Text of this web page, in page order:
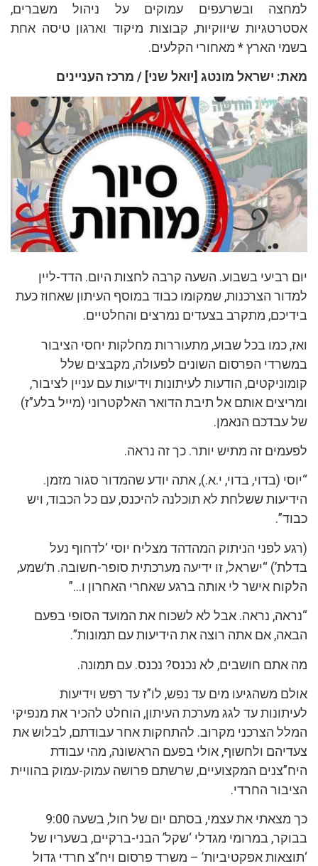
למחצה ובשרעפים עמוקים על ניהול משברים,
אסטרטגיות שיווקיות, קבוצות מיקוד וארגון טיסה אחת
בשמי הארץ * מאחורי הקלעים.
מאת: ישראל מונטג [יואל שני] / מרכז העניינים
יום רביעי בשבוע. השעה קרבה לחצות היום. הדד-ליין
למדור הצרכנות, שמקומו כבוד במוסף העיתון שאחוז כעת
בידיכם, מתקרב בצעדים נמרצים והחלטיים.
ואז, כמו בכל שבוע, מתעוררות מחלקות יחסי הציבור
במשרדי הפרסום השונים לפעולה, מקבצים שלל
קומוניקטים, הודעות לעיתונות וידיעות עם עניין לציבור,
ומריצים אותם אל תיבת הדואר האלקטרוני (מייל בלע”ז)
של עבדכם הנאמן.
לפעמים זה מתיש יותר. כך זה נראה.
“יוסי (בדוי, בדוי, י.א.), אתה יודע שהמדור סגור מזמן.
הידיעות ששלחת לא תוכלנה להיכנס, עם כל הכבוד, ויש
כבוד”.
(רגע לפני הניתוק המהדהד מצליח יוסי ‘לדחוף נעל
בדלת’) “ישראל, זו ידיעה מערכתית סופר-חשובה. ת’שמע,
הלקוח אישר לי אותה ברגע שאחרי האחרון ו…”
“נראה, נראה. אבל לא לשכוח את המועד הסופי בפעם
הבאה, אם אתה רוצה את הידיעות עם תמונות”.
מה אתם חושבים, לא נכנס? נכנס. עם תמונה.
אולם משהגיעו מים עד נפש, לו”ז עד רפש וידיעות
לעיתונות עד לגג מערכת העיתון, הוחלט להכיר את מנפיקי
המלל הצרכני מקרוב. להתחקות אחר עבודתם, לבלוש את
צעדיהם ולחשוף, אולי בפעם הראשונה, מהי עבודת
היח”צנים המקצועיים, שרשתם פרושה עמוק-עמוק בהוויית
הציבור החרדי.
כך מצאתי את עצמי, בסתם יום של חול, בשעה 9:00
בבוקר, במרומי מגדלי ‘שקל’ הבני-ברקיים, בשעריו של
‘תוצאות אפקטיביות’ – משרד פרסום ויח”צ חרדי גדול